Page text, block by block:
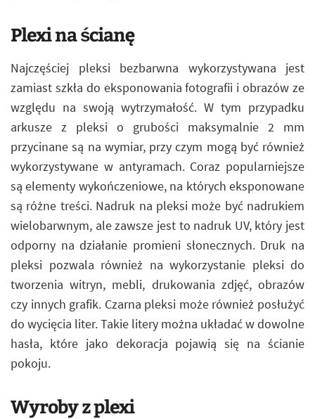
Plexi na ścianę
Najczęściej pleksi bezbarwna wykorzystywana jest
zamiast szkła do eksponowania fotografii i obrazów ze
względu na swoją wytrzymałość. W tym przypadku
arkusze z pleksi o grubości maksymalnie 2 mm
przycinane są na wymiar, przy czym mogą być również
wykorzystywane w antyramach. Coraz popularniejsze
są elementy wykończeniowe, na których eksponowane
są różne treści. Nadruk na pleksi może być nadrukiem
wielobarwnym, ale zawsze jest to nadruk UV, który jest
odporny na działanie promieni słonecznych. Druk na
pleksi pozwala również na wykorzystanie pleksi do
tworzenia witryn, mebli, drukowania zdjęć, obrazów
czy innych grafik. Czarna pleksi może również posłużyć
do wycięcia liter. Takie litery można układać w dowolne
hasła, które jako dekoracja pojawią się na ścianie
pokoju.
Wyroby z plexi